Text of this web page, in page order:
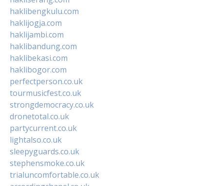
haklibengkulu.com
haklijogja.com
haklijambi.com
haklibandung.com
haklibekasi.com
haklibogor.com
perfectperson.co.uk
tourmusicfest.co.uk
strongdemocracy.co.uk
dronetotal.co.uk
partycurrent.co.uk
lightalso.co.uk
sleepyguards.co.uk
stephensmoke.co.uk
trialuncomfortable.co.uk